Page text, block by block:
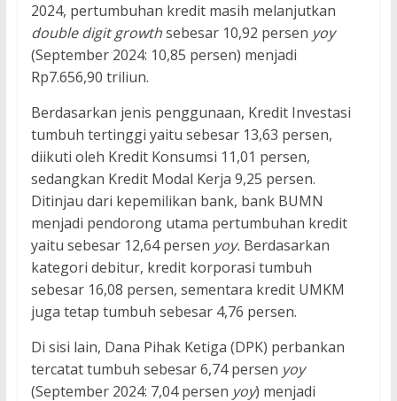
2024, pertumbuhan kredit masih melanjutkan
double digit growthsebesar 10,92 persen yoy
(September 2024: 10,85 persen) menjadi
Rp7.656,90 triliun.
Berdasarkan jenis penggunaan, Kredit Investasi
tumbuh tertinggi yaitu sebesar 13,63 persen,
diikuti oleh Kredit Konsumsi 11,01 persen,
sedangkan Kredit Modal Kerja 9,25 persen.
Ditinjau dari kepemilikan bank, bank BUMN
menjadi pendorong utama pertumbuhan kredit
yaitu sebesar 12,64 persen yoy. Berdasarkan
kategori debitur, kredit korporasi tumbuh
sebesar 16,08 persen, sementara kredit UMKM
juga tetap tumbuh sebesar 4,76 persen.
Di sisi lain, Dana Pihak Ketiga (DPK) perbankan
tercatat tumbuh sebesar 6,74 persen yoy
(September 2024: 7,04 persen yoy) menjadi